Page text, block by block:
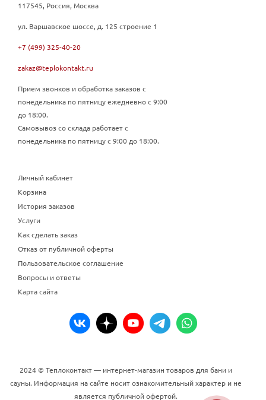
117545, Россия, Москва
ул. Варшавское шоссе, д. 125 строение 1
+7 (499) 325-40-20
zakaz@teplokontakt.ru
Прием звонков и обработка заказов с
понедельника по пятницу ежедневно с 9:00
до 18:00.
Самовывоз со склада работает с
понедельника по пятницу с 9:00 до 18:00.
Личный кабинет
Корзина
История заказов
Услуги
Как сделать заказ
Отказ от публичной оферты
Пользовательское соглашение
Вопросы и ответы
Карта сайта
2024 © Теплоконтакт — интернет-магазин товаров для бани и
сауны. Информация на сайте носит ознакомительный характер и не
является публичной офертой.